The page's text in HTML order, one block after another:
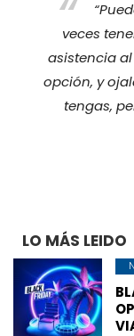
cualquier
hace sentir
da
familias y
LO MÁS LEIDO